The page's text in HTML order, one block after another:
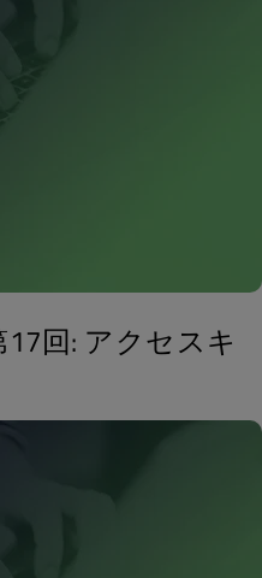
回: アクセスキ